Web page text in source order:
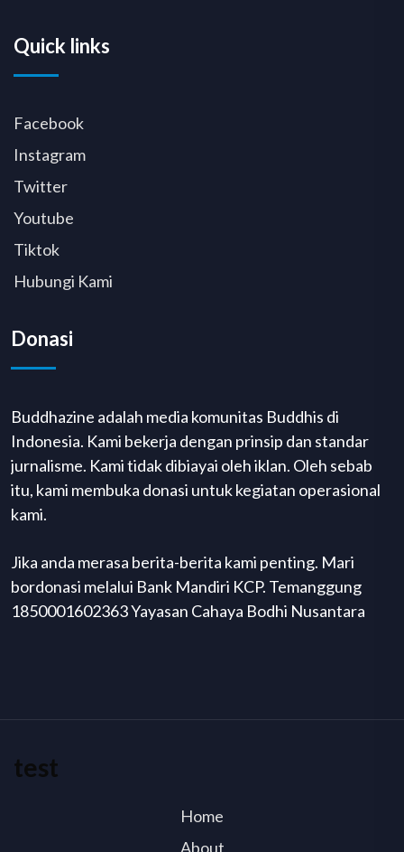
Quick links
Facebook
Instagram
Twitter
Youtube
Tiktok
Hubungi Kami
Donasi
Buddhazine adalah media komunitas Buddhis di
Indonesia. Kami bekerja dengan prinsip dan standar
jurnalisme. Kami tidak dibiayai oleh iklan. Oleh sebab
itu, kami membuka donasi untuk kegiatan operasional
kami.
Jika anda merasa berita-berita kami penting. Mari
bordonasi melalui Bank Mandiri KCP. Temanggung
1850001602363 Yayasan Cahaya Bodhi Nusantara
test
Home
About